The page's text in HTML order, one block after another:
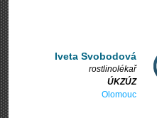
Iveta Svobodová
rostlinolékař
ÚKZÚZ
Olomouc